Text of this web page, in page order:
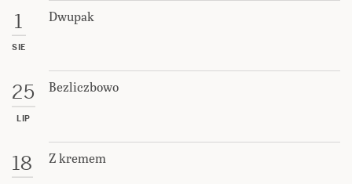
1
SIE
Dwupak
25
LIP
Bezliczbowo
18 Z kremem